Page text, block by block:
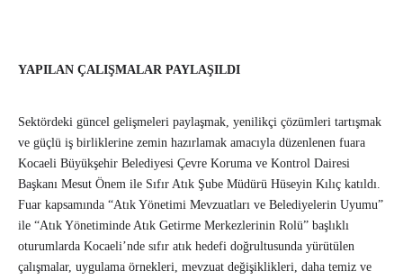
YAPILAN ÇALIŞMALAR PAYLAŞILDI
Sektördeki güncel gelişmeleri paylaşmak, yenilikçi çözümleri tartışmak
ve güçlü iş birliklerine zemin hazırlamak amacıyla düzenlenen fuara
Kocaeli Büyükşehir Belediyesi Çevre Koruma ve Kontrol Dairesi
Başkanı Mesut Önem ile Sıfır Atık Şube Müdürü Hüseyin Kılıç katıldı.
Fuar kapsamında “Atık Yönetimi Mevzuatları ve Belediyelerin Uyumu”
ile “Atık Yönetiminde Atık Getirme Merkezlerinin Rolü” başlıklı
oturumlarda Kocaeli’nde sıfır atık hedefi doğrultusunda yürütülen
çalışmalar, uygulama örnekleri, mevzuat değişiklikleri, daha temiz ve